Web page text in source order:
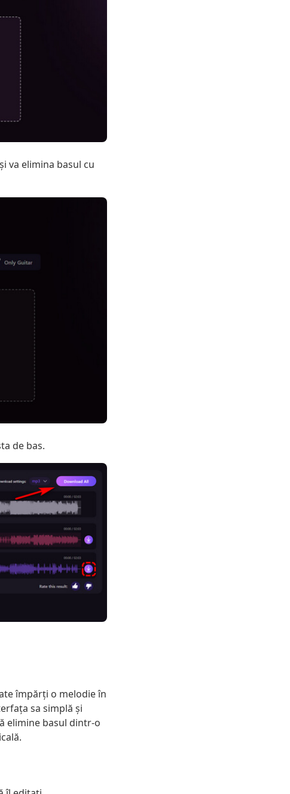
va elimina basul cu
de bas.
împărți o melodie în
sa simplă și
elimine basul dintr-o